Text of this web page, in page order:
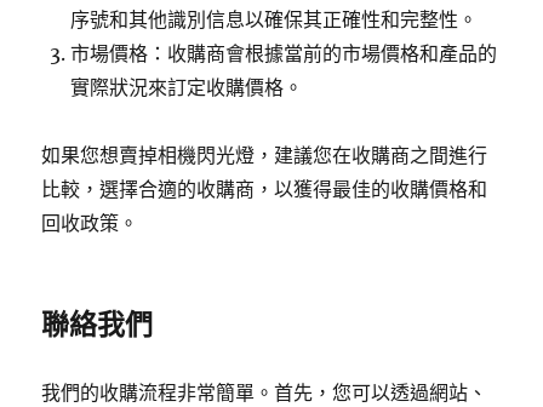
序號和其他識別信息以確保其正確性和完整性。
市場價格：收購商會根據當前的市場價格和產品的
實際狀況來訂定收購價格。
如果您想賣掉相機閃光燈，建議您在收購商之間進行
比較，選擇合適的收購商，以獲得最佳的收購價格和
回收政策。
聯絡我們
我們的收購流程非常簡單。首先，您可以透過網站、